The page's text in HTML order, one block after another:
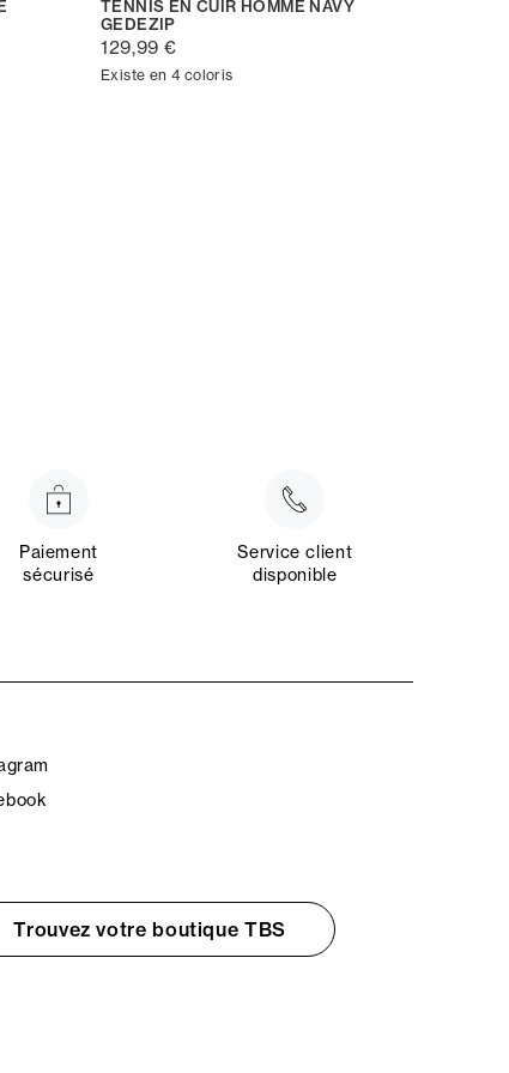
TENNIS EN CUIR HOMME NAVY
GEDEZIP
129,99 €
Existe en 4 coloris
Paiement
sécurisé
Service client
disponible
Trouvez votre boutique TBS